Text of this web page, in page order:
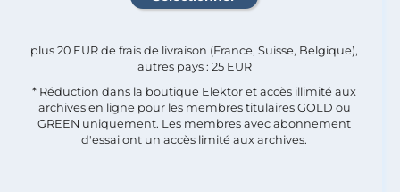
plus 20 EUR de frais de livraison (France, Suisse, Belgique),
autres pays : 25 EUR
* Réduction dans la boutique Elektor et accès illimité aux
archives en ligne pour les membres titulaires GOLD ou
GREEN uniquement. Les membres avec abonnement
d'essai ont un accès limité aux archives.